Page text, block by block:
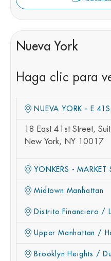
Nueva York
Haga clic para
NUEVA YORK - E
18 East 41st Street,
New York, NY 10017
YONKERS - MARKET
Midtown Manhattan
Distrito Financiero /
Upper Manhattan /
Brooklyn Heights /